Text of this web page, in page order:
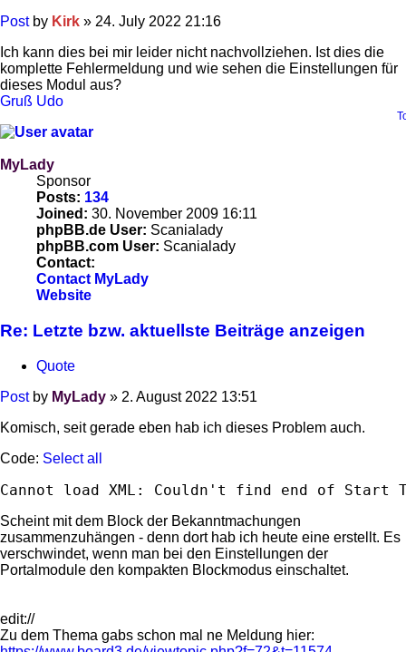
Post by Kirk » 24. July 2022 21:16
Ich kann dies bei mir leider nicht nachvollziehen. Ist dies die
komplette Fehlermeldung und wie sehen die Einstellungen für
dieses Modul aus?
Gruß Udo
MyLady
Sponsor
Posts: 134
Joined: 30. November 2009 16:11
phpBB.de User: Scanialady
phpBB.com User: Scanialady
Contact:
Contact MyLady
Website
Re: Letzte bzw. aktuellste Beiträge anzeigen
Quote
Post by MyLady » 2. August 2022 13:51
Komisch, seit gerade eben hab ich dieses Problem auch.
Code: Select all
Cannot load XML: Couldn't find end of Start
Scheint mit dem Block der Bekanntmachungen
zusammenzuhängen - denn dort hab ich heute eine erstellt. Es
verschwindet, wenn man bei den Einstellungen der
Portalmodule den kompakten Blockmodus einschaltet.
edit://
Zu dem Thema gabs schon mal ne Meldung hier: